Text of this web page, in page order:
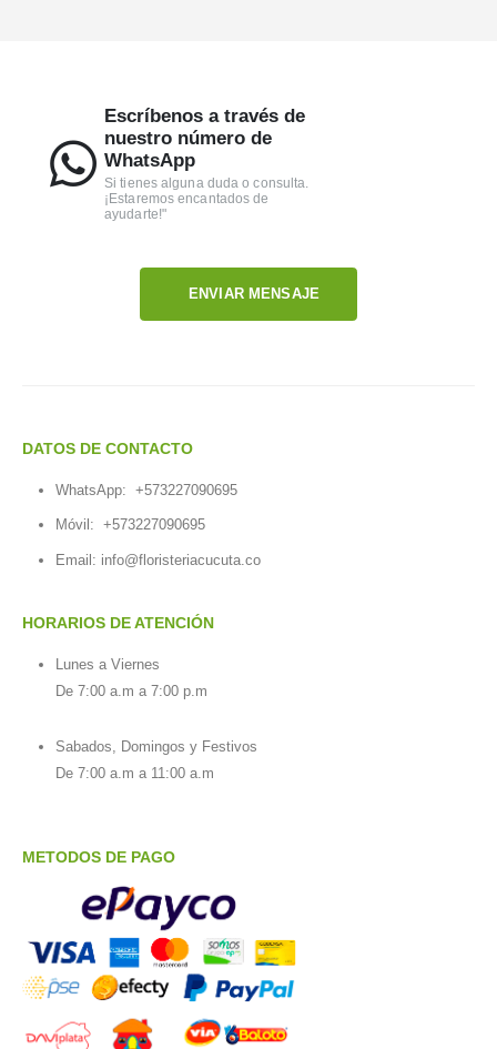
Escríbenos a través de
nuestro número de
WhatsApp
Si tienes alguna duda o consulta.
¡Estaremos encantados de
ayudarte!"
ENVIAR MENSAJE
DATOS DE CONTACTO
WhatsApp: +573227090695
Móvil: +573227090695
Email: info@floristeriacucuta.co
HORARIOS DE ATENCIÓN
Lunes a Viernes
De 7:00 a.m a 7:00 p.m
Sabados, Domingos y Festivos
De 7:00 a.m a 11:00 a.m
METODOS DE PAGO